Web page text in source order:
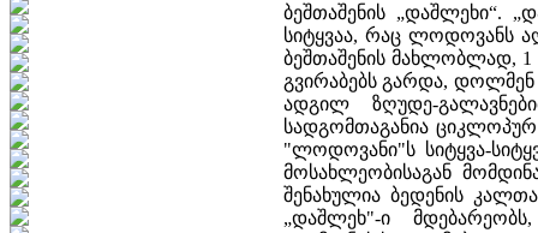
ბეშთაშენის „დაშლეხი“.
სიტყვაა, რაც ლოდოვანს
ბეშთაშენის მახლობლად,
გვირაბებს გარდა, დოლმენ
ადგილ ზღუდე-
სადგომთაგანია
"ლოდოვანი"ს სიტყვა-
მოსახლეობისაგან
შენახულია ბედენის
„დაშლეხ"-ი